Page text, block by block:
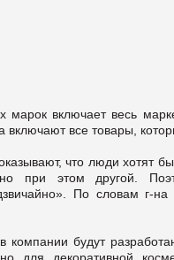
марок включает весь
все товары,
что люди хотят
но при этом другой.
По словам г-
компании будут
для декоративной